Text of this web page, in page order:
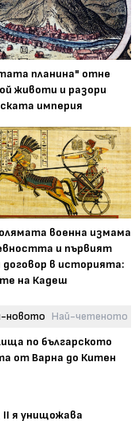
планина" отне
животи и разори
империя
военна измама
и първият
договор в историята:
на Кадеш
новото Най-четеното
по българското
от Варна до Китен
я унищожава